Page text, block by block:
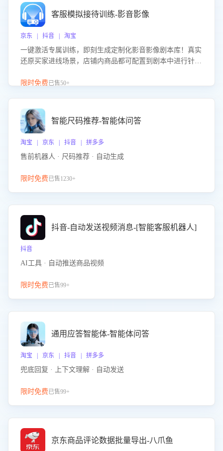
客服模拟接待训练-影音影像
京东 | 抖音 | 淘宝
一键激活专属训练，即刻生成定制化影音影像剧本库！真实
还原买家进线场景，店铺内商品都可配置到剧本中进行针对
击 “立即开通”，快速获取影音影像类目剧本，一键开启客服
限时免费已售50+
智能尺码推荐-智能体问答
淘宝 | 京东 | 抖音 | 拼多多
售前机器人 · 尺码推荐 · 自动生成
限时免费已售1230+
抖音-自动发送视频消息-[智能客服机器人]
抖音
AI工具 · 自动推送商品视频
限时免费已售99+
通用应答智能体-智能体问答
淘宝 | 京东 | 抖音 | 拼多多
兜底回复 · 上下文理解 · 自动发送
限时免费已售99+
京东商品评论数据批量导出-八爪鱼